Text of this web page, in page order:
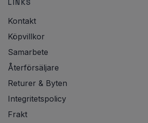
LINKS
Kontakt
Köpvillkor
Samarbete
Återförsäljare
Returer & Byten
Integritetspolicy
Frakt